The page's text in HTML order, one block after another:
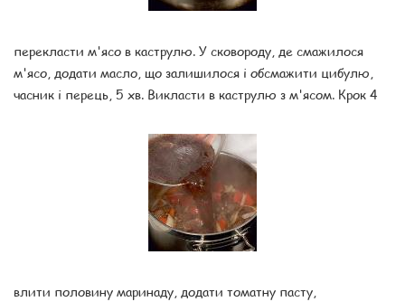
перекласти м'ясо в каструлю. У сковороду, де смажилося
м'ясо, додати масло, що залишилося і обсмажити цибулю,
часник і перець, 5 хв. Викласти в каструлю з м'ясом. Крок 4
влити половину маринаду, додати томатну пасту,